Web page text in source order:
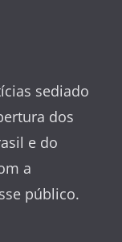
sediado
dos
e do
a
público.